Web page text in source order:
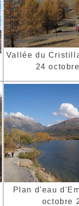
Vallée du
24
Plan d'eau
octobre